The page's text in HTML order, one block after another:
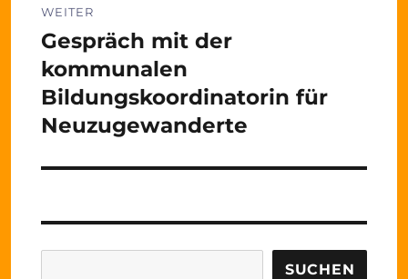
WEITER
Nächster
Beitrag:
Gespräch mit der
kommunalen
Bildungskoordinatorin für
Neuzugewanderte
SUCHEN